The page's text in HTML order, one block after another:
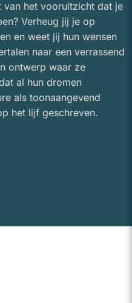
van het vooruitzicht dat je
Verheug jij je op
en weet jij hun wensen
naar een verrassend
ontwerp waar ze
al hun dromen
als toonaangevend
het lijf geschreven.